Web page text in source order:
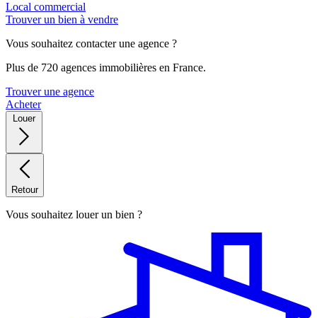
Local commercial
Trouver un bien à vendre
Vous souhaitez contacter une agence ?
Plus de 720 agences immobilières en France.
Trouver une agence
Acheter
Louer
Retour
Vous souhaitez louer un bien ?